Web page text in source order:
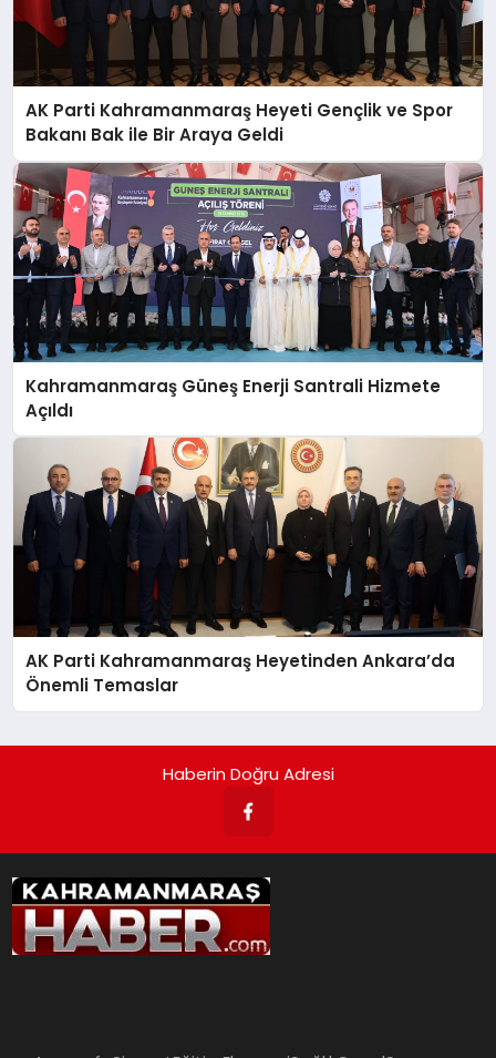
AK Parti Kahramanmaraş Heyeti Gençlik ve Spor
Bakanı Bak ile Bir Araya Geldi
Kahramanmaraş Güneş Enerji Santrali Hizmete
Açıldı
AK Parti Kahramanmaraş Heyetinden Ankara’da
Önemli Temaslar
Haberin Doğru Adresi